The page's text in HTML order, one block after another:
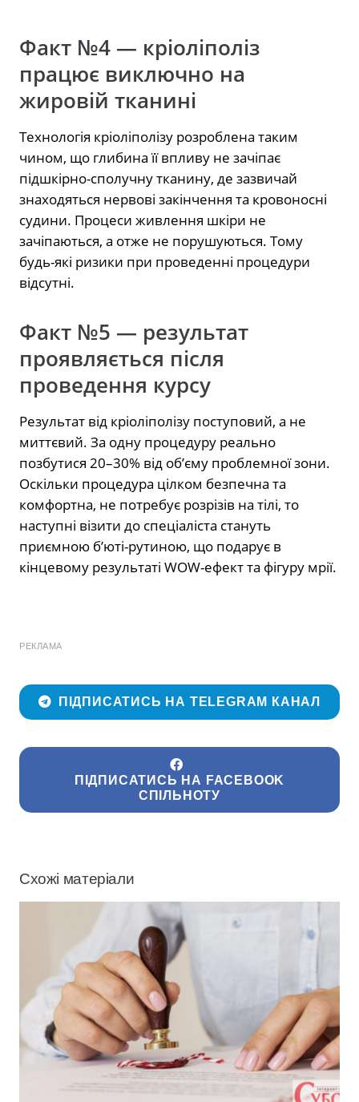
Факт №4 — кріоліполіз
працює виключно на
жировій тканині
Технологія кріоліполізу розроблена таким
чином, що глибина її впливу не зачіпає
підшкірно-сполучну тканину, де зазвичай
знаходяться нервові закінчення та кровоносні
судини. Процеси живлення шкіри не
зачіпаються, а отже не порушуються. Тому
будь-які ризики при проведенні процедури
відсутні.
Факт №5 — результат
проявляється після
проведення курсу
Результат від кріоліполізу поступовий, а не
миттєвий. За одну процедуру реально
позбутися 20–30% від обʼєму проблемної зони.
Оскільки процедура цілком безпечна та
комфортна, не потребує розрізів на тілі, то
наступні візити до спеціаліста стануть
приємною бʼюті-рутиною, що подарує в
кінцевому результаті WOW-ефект та фігуру мрії.
РЕКЛАМА
ПІДПИСАТИСЬ НА TELEGRAM КАНАЛ
ПІДПИСАТИСЬ НА FACEBOOK
СПІЛЬНОТУ
Схожі матеріали